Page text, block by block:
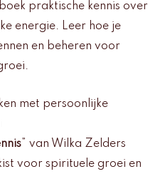
praktische kennis over
energie. Leer hoe je
en beheren voor
met persoonlijke
” van Wilka Zelders
voor spirituele groei en